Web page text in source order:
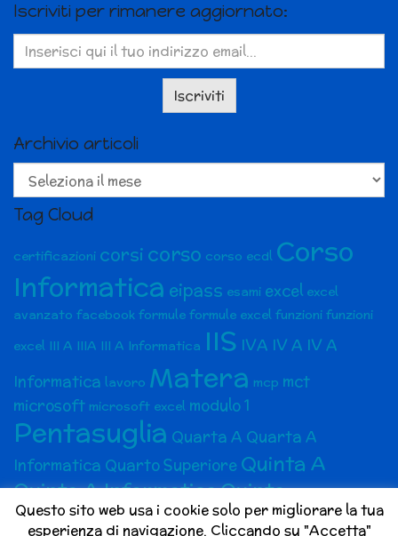
Iscriviti per rimanere aggiornato:
Archivio articoli
Archivio
articoli
Tag Cloud
certificazioni corsi corso corso ecdl Corso
Informatica eipass esami excel excel
avanzato facebook formule formule excel funzioni funzioni
excel III A IIIA III A Informatica IIS IVA IV A IV A
Informatica lavoro Matera mcp mct
microsoft microsoft excel modulo 1
Pentasuglia Quarta A Quarta A
Informatica Quarto Superiore Quinta A
Quinta A InformaticaQuinto
superioresocial media Social Media Marketing
Questo sito web usa i cookie solo per migliorare la tua
esperienza di navigazione. Cliccando su "Accetta"